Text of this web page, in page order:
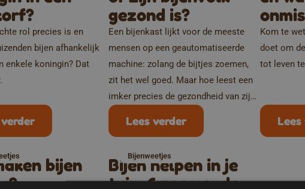
rol precies is en
bijen afhankelijk
enkele koningin? Dat
gezond is?
Een bijenkast lijkt voor de meeste
mensen op een geautomatiseerde
machine: zolang de bijtjes zoemen,
zit het wel goed. Maar hoe leest een
imker precies de gezondheid van zijn
kast?
Lees verder
Kom te
doet om
tot leven
bijen
Bijen helpen in je
tuin: 6 zoemende
Bijenweetjes